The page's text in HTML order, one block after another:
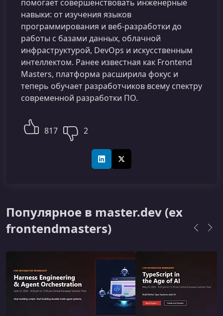
помогает совершенствовать инженерные
навыки: от изучения языков
программирования и веб-разработки до
работы с базами данных, облачной
инфраструктурой, DevOps и искусственным
интеллектом. Ранее известная как Frontend
Masters, платформа расширила фокус и
теперь обучает разработчиков всему спектру
современной разработки ПО.
817 2
LinkedInX (Twitter)
Популярное в master.dev (ex
frontendmasters)